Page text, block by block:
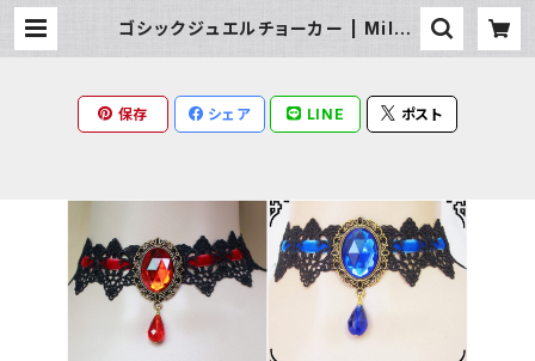
ゴシックジュエルチョーカー | Milky
保存 シェア LINE ポスト